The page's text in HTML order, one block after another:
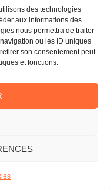
des technologies
aux informations des
nous permettra de traiter
ou les ID uniques
son consentement peut
et fonctions.